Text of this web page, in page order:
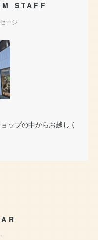
STAFF
ージ
ップの中からお越しく